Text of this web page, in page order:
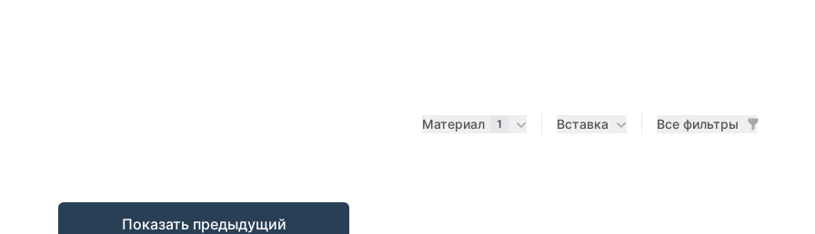
Материал 1 Вставка Все фильтры
Показать предыдущий